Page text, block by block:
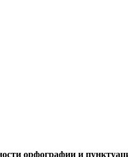
орфографии и